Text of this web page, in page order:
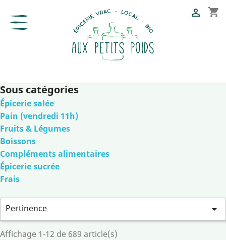
shopping_cart

Sous catégories
Épicerie salée
Pain (vendredi 11h)
Fruits & Légumes
Boissons
Compléments alimentaires
Épicerie sucrée
Frais
Pertinence 
Affichage 1-12 de 689 article(s)